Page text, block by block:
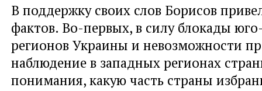
В поддержку своих слов Борисов
фактов. Во-первых, в силу блокады
регионов Украины и невозможности
наблюдение в западных регионах
понимания, какую часть страны